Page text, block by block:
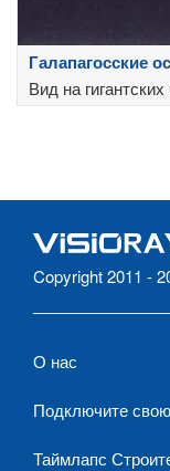
Галапагосские
Вид на
Copyright 2011 -
О нас
Подключите
Таймлапс